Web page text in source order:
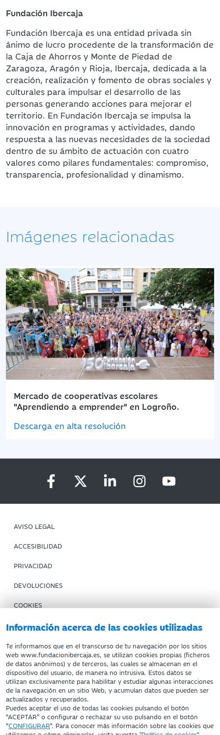
Información acerca de las cookies utilizadas
Te informamos que en el transcurso de tu navegación por los sitios
web www.fundacionibercaja.es, se utilizan cookies propias (ficheros
de datos anónimos) y de terceros, las cuales se almacenan en el
dispositivo del usuario, de manera no intrusiva. Estos datos se
utilizan exclusivamente para habilitar y estudiar algunas interacciones
de la navegación en un sitio Web, y acumulan datos que pueden ser
actualizados y recuperados.
Puedes aceptar el uso de todas las cookies pulsando el botón
“ACEPTAR” o configurar o rechazar su uso pulsando en el botón
“CONFIGURAR". Para conocer más información sobre las cookies que
Fundación Ibercaja
Fundación Ibercaja es una entidad privada sin
ánimo de lucro procedente de la transformación de
la Caja de Ahorros y Monte de Piedad de
Zaragoza, Aragón y Rioja, Ibercaja, dedicada a la
creación, realización y fomento de obras sociales y
culturales para impulsar el desarrollo de las
personas generando acciones para mejorar el
territorio. En Fundación Ibercaja se impulsa la
innovación en programas y actividades, dando
respuesta a las nuevas necesidades de la sociedad
dentro de su ámbito de actuación con cuatro
valores como pilares fundamentales: compromiso,
transparencia, profesionalidad y dinamismo.
Imágenes relacionadas
Mercado de cooperativas escolares
"Aprendiendo a emprender" en Logroño.
Descarga en alta resolución
AVISO LEGAL
ACCESIBILIDAD
PRIVACIDAD
DEVOLUCIONES
COOKIES
CONDICIONES DE COMPRA
IBERCAJA BANCO
Fundación Bancaria Ibercaja. C.I.F. G-50000652.
Inscrita en el Registro de Fundaciones del Mº de Educación,
Cultura y Deporte con el nº 1689.
Domicilio social: Joaquín Costa, 13. 50001 Zaragoza.